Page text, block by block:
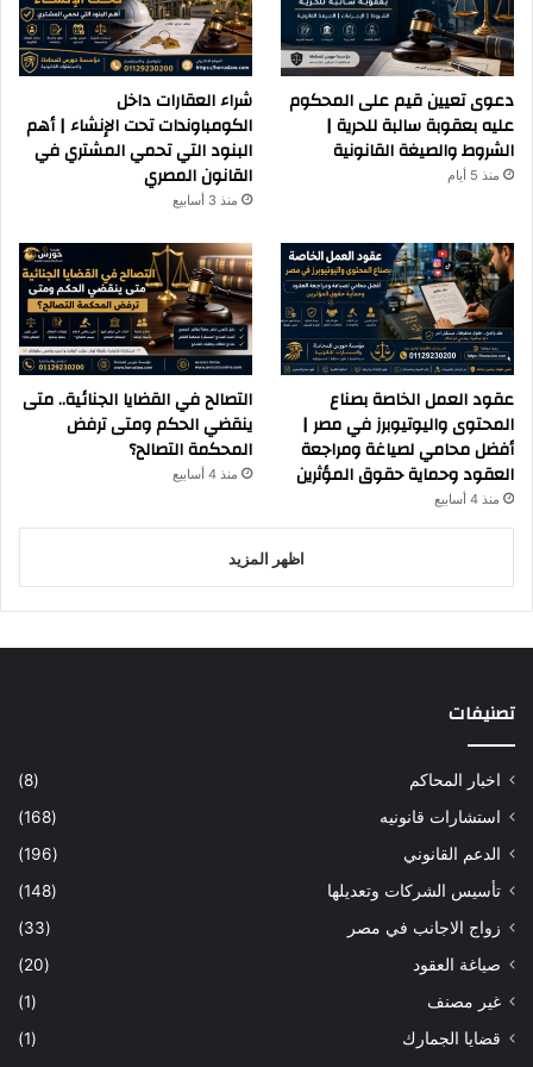
دعوى تعيين قيم على المحكوم
عليه بعقوبة سالبة للحرية |
الشروط والصيغة القانونية
منذ 5 أيام
شراء العقارات داخل
الكومباوندات تحت الإنشاء | أهم
البنود التي تحمي المشتري في
القانون المصري
منذ 3 أسابيع
عقود العمل الخاصة بصناع
المحتوى واليوتيوبرز في مصر |
أفضل محامي لصياغة ومراجعة
العقود وحماية حقوق المؤثرين
منذ 4 أسابيع
التصالح في القضايا الجنائية.. متى
ينقضي الحكم ومتى ترفض
المحكمة التصالح؟
منذ 4 أسابيع
اظهر المزيد
تصنيفات
اخبار المحاكم
(8)
استشارات قانونيه
(168)
الدعم القانوني
(196)
تأسيس الشركات وتعديلها
(148)
زواج الاجانب في مصر
(33)
صياغة العقود
(20)
غير مصنف
(1)
قضايا الجمارك
(1)